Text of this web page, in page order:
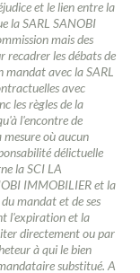
et le lien entre la
la SARL SANOBI
mais des
les débats de
mandat avec la SARL
avec
les règles de la
l'encontre de
mesure où aucun
délictuelle
la SCI LA
IMMOBILIER et la
mandat et de ses
l'expiration et la
directement ou par
à qui le bien
substitué. A